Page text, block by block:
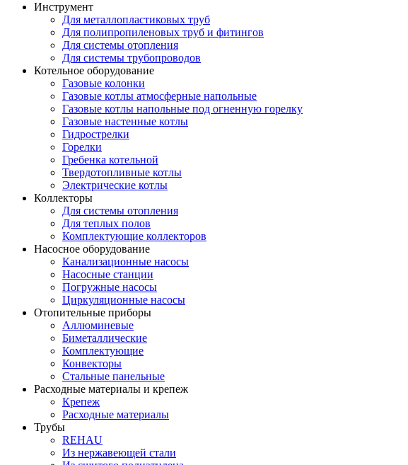
Инструмент
Для металлопластиковых труб
Для полипропиленовых труб и фитингов
Для системы отопления
Для системы трубопроводов
Котельное оборудование
Газовые колонки
Газовые котлы атмосферные напольные
Газовые котлы напольные под огненную горелку
Газовые настенные котлы
Гидрострелки
Горелки
Гребенка котельной
Твердотопливные котлы
Электрические котлы
Коллекторы
Для системы отопления
Для теплых полов
Комплектующие коллекторов
Насосное оборудование
Канализационные насосы
Насосные станции
Погружные насосы
Циркуляционные насосы
Отопительные приборы
Аллюминевые
Биметаллические
Комплектующие
Конвекторы
Стальные панельные
Расходные материалы и крепеж
Крепеж
Расходные материалы
Трубы
REHAU
Из нержавеющей стали